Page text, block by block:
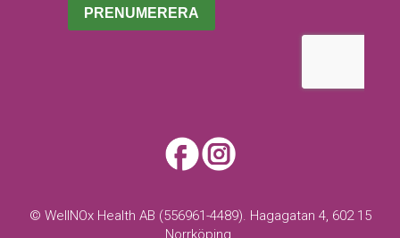
© WellNOx Health AB (556961-4489). Hagagatan 4, 602 15
Norrköping.